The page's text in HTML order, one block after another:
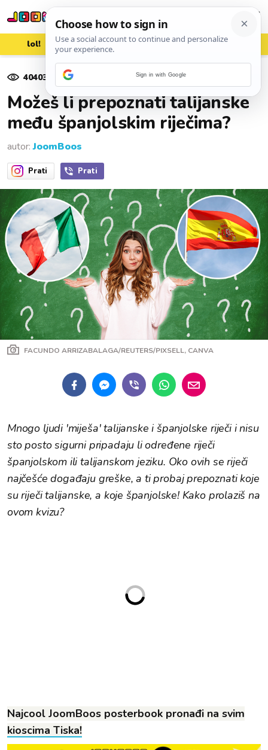
lol! aww vrh! woot?!
40403 pregleda
Možeš li prepoznati talijanske
među španjolskim riječima?
autor:JoomBoos
Prati Prati
FACUNDO ARRIZABALAGA/REUTERS/PIXSELL, CANVA
Mnogo ljudi 'miješa' talijanske i španjolske riječi i nisu
sto posto sigurni pripadaju li određene riječi
španjolskom ili talijanskom jeziku. Oko ovih se riječi
najčešće događaju greške, a ti probaj prepoznati koje
su riječi talijanske, a koje španjolske! Kako prolaziš na
ovom kvizu?
Najcool JoomBoos posterbook pronađi na svim
kioscima Tiska!
Sign in with Google